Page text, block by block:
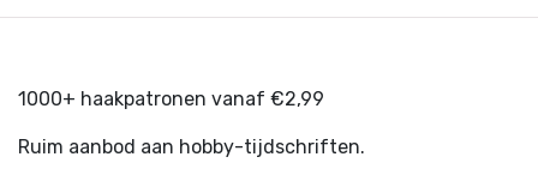
1000+ haakpatronen vanaf €2,99
Ruim aanbod aan hobby-tijdschriften.